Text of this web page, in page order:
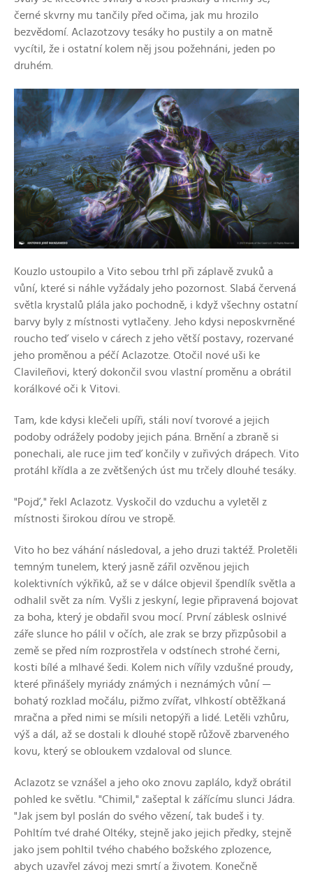
černé skvrny mu tančily před očima, jak mu hrozilo
bezvědomí. Aclazotzovy tesáky ho pustily a on matně
vycítil, že i ostatní kolem něj jsou požehnáni, jeden po
druhém.
Kouzlo ustoupilo a Vito sebou trhl při záplavě zvuků a
vůní, které si náhle vyžádaly jeho pozornost. Slabá červená
světla krystalů plála jako pochodně, i když všechny ostatní
barvy byly z místnosti vytlačeny. Jeho kdysi neposkvrněné
roucho teď viselo v cárech z jeho větší postavy, rozervané
jeho proměnou a péčí Aclazotze. Otočil nové uši ke
Clavileñovi, který dokončil svou vlastní proměnu a obrátil
korálkové oči k Vitovi.
Tam, kde kdysi klečeli upíři, stáli noví tvorové a jejich
podoby odrážely podoby jejich pána. Brnění a zbraně si
ponechali, ale ruce jim teď končily v zuřivých drápech. Vito
protáhl křídla a ze zvětšených úst mu trčely dlouhé tesáky.
"Pojď," řekl Aclazotz. Vyskočil do vzduchu a vyletěl z
místnosti širokou dírou ve stropě.
Vito ho bez váhání následoval, a jeho druzi taktéž. Proletěli
temným tunelem, který jasně zářil ozvěnou jejich
kolektivních výkřiků, až se v dálce objevil špendlík světla a
odhalil svět za ním. Vyšli z jeskyní, legie připravená bojovat
za boha, který je obdařil svou mocí. První záblesk oslnivé
záře slunce ho pálil v očích, ale zrak se brzy přizpůsobil a
země se před ním rozprostřela v odstínech strohé černi,
kosti bílé a mlhavé šedi. Kolem nich vířily vzdušné proudy,
které přinášely myriády známých i neznámých vůní —
bohatý rozklad močálu, pižmo zvířat, vlhkostí obtěžkaná
mračna a před nimi se mísili netopýři a lidé. Letěli vzhůru,
výš a dál, až se dostali k dlouhé stopě růžově zbarveného
kovu, který se obloukem vzdaloval od slunce.
Aclazotz se vznášel a jeho oko znovu zaplálo, když obrátil
pohled ke světlu. "Chimil," zašeptal k zářícímu slunci Jádra.
"Jak jsem byl poslán do svého vězení, tak budeš i ty.
Pohltím tvé drahé Oltéky, stejně jako jejich předky, stejně
jako jsem pohltil tvého chabého božského zplozence,
abych uzavřel závoj mezi smrtí a životem. Konečně